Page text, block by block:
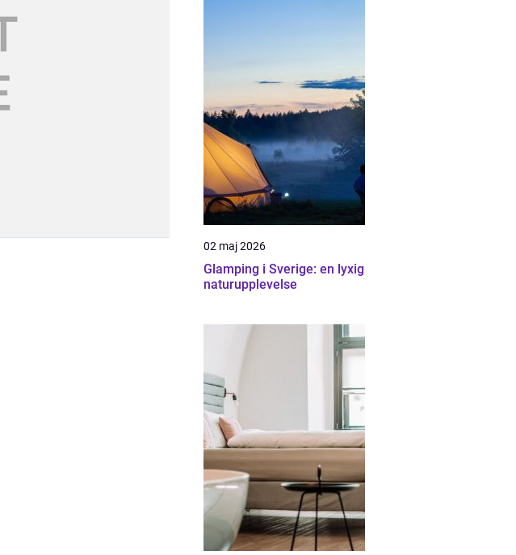
02 maj 2026
Glamping i Sverige: en lyxig
naturupplevelse